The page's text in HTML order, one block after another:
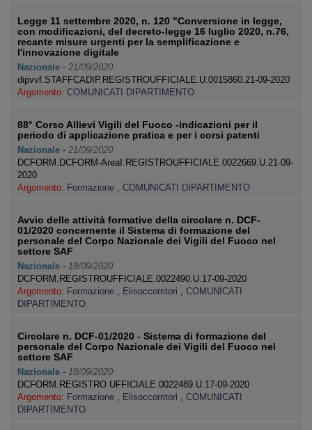
Legge 11 settembre 2020, n. 120 "Conversione in legge,
con modificazioni, del decreto-legge 16 luglio 2020, n.76,
recante misure urgenti per la semplificazione e
l'innovazione digitale
Nazionale - 21/09/2020
dipvvf.STAFFCADIP.REGISTROUFFICIALE.U.0015860.21-09-2020
Argomento: COMUNICATI DIPARTIMENTO
88° Corso Allievi Vigili del Fuoco -indicazioni per il
periodo di applicazione pratica e per i corsi patenti
Nazionale - 21/09/2020
DCFORM.DCFORM-AreaI.REGISTROUFFICIALE.0022669.U.21-09-
2020
Argomento: Formazione , COMUNICATI DIPARTIMENTO
Avvio delle attività formative della circolare n. DCF-
01/2020 concernente il Sistema di formazione del
personale del Corpo Nazionale dei Vigili del Fuoco nel
settore SAF
Nazionale - 18/09/2020
DCFORM.REGISTROUFFICIALE.0022490.U.17-09-2020
Argomento: Formazione , Elisoccorritori , COMUNICATI
DIPARTIMENTO
Circolare n. DCF-01/2020 - Sistema di formazione del
personale del Corpo Nazionale dei Vigili del Fuoco nel
settore SAF
Nazionale - 18/09/2020
DCFORM.REGISTRO UFFICIALE.0022489.U.17-09-2020
Argomento: Formazione , Elisoccorritori , COMUNICATI
DIPARTIMENTO